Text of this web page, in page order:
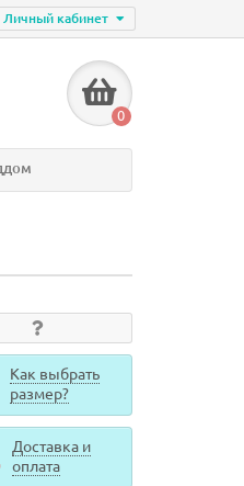
Личный кабинет
0
Как выбрать
размер?
Доставка и
оплата